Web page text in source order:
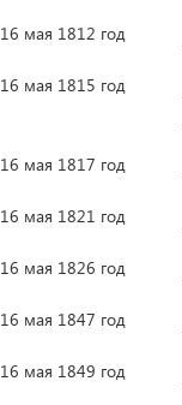
16 мая 1812 год
16 мая 1815 год
16 мая 1817 год
16 мая 1821 год
16 мая 1826 год
16 мая 1847 год
16 мая 1849 год